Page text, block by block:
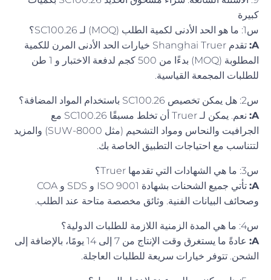
كبيرة
س1: ما هو الحد الأدنى لكمية الطلب (MOQ) لـ SC100.26؟
A:
تقدم Shanghai Truer خيارات الحد الأدنى المرن للكمية
المطلوبة (MOQ) بدءًا من 500 كجم لدفعة الاختبار و 1 طن
للطلبات المجمعة القياسية.
س2: هل يمكن تخصيص SC100.26 باستخدام المواد المضافة؟
A:
نعم. يمكن لـ Truer أن تخلط مسبقًا SC100.26 مع
الجرافيت والنحاس ومواد التشحيم (مثل SUW-8000) والمزيد
لتتناسب مع احتياجات التطبيق الخاصة بك.
س3: ما هي الشهادات التي تقدمها Truer؟
A:
تأتي جميع الشحنات بشهادة ISO 9001 و SDS و COA
وصحائف البيانات الفنية. وثائق مخصصة متاحة عند الطلب.
س4: ما هي المدة الزمنية اللازمة للطلبات الدولية؟
A:
عادةً ما يستغرق وقت الإنتاج من 7 إلى 14 يومًا، بالإضافة إلى
الشحن. تتوفر خيارات سريعة للطلبات العاجلة.